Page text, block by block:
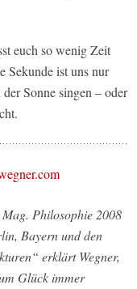
euch so wenig Zeit
Sekunde ist uns nur
Sonne singen – oder
Philosophie 2008
Bayern und den
erklärt Wegner,
Glück immer